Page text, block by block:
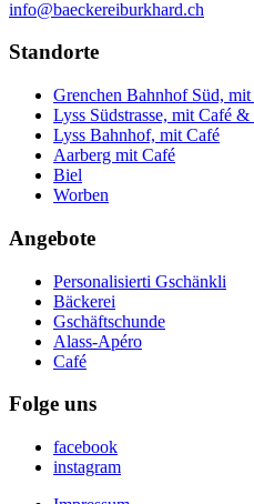
info@baeckereiburkhard.ch
Standorte
Grenchen Bahnhof Süd, mit
Lyss Südstrasse, mit Café
Lyss Bahnhof, mit Café
Aarberg mit Café
Biel
Worben
Angebote
Personalisierti Gschänkli
Bäckerei
Gschäftschunde
Alass-Apéro
Café
Folge uns
facebook
instagram